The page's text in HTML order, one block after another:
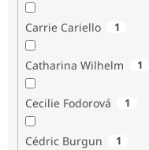
Carrie Cariello 1
Catharina Wilhelm 1
Cecilie Fodorová 1
Cédric Burgun 1